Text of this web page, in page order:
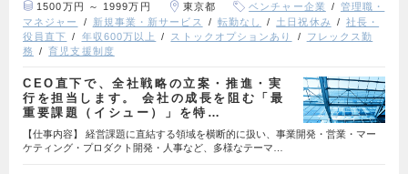
1500万円 ～ 1999万円 東京都 ベンチャー企業
管理職・
マネジャー
新規事業・新サービス 転勤なし 土日祝休み
社長・
役員直下
年収600万以上 ストックオプションあり
フレックス勤
務
育児支援制度
CEO直下で、全社戦略の立案・推進・実
行を担当します。 会社の成長を阻む「最
重要課題（イシュー）」を特…
【仕事内容】 経営課題に直結する領域を横断的に扱い、事業開発・営業・マー
ケティング・プロダクト開発・人事など、多様なテーマ…